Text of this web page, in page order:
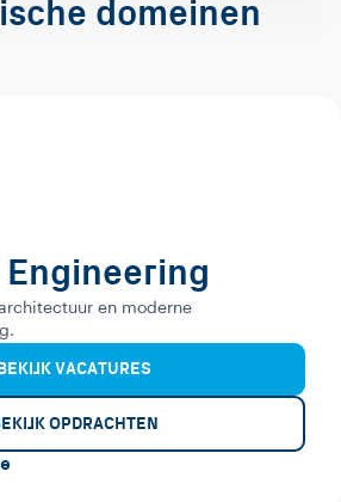
domeinen
en moderne
VACATURES
OPDRACHTEN